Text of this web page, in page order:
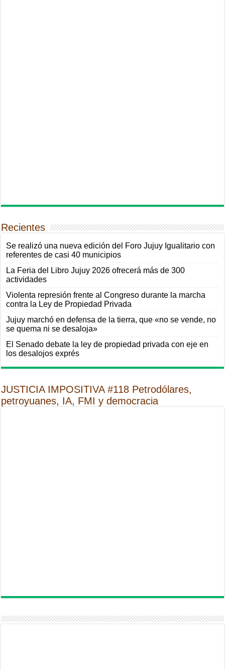
Recientes
Se realizó una nueva edición del Foro Jujuy Igualitario con
referentes de casi 40 municipios
La Feria del Libro Jujuy 2026 ofrecerá más de 300
actividades
Violenta represión frente al Congreso durante la marcha
contra la Ley de Propiedad Privada
Jujuy marchó en defensa de la tierra, que «no se vende, no
se quema ni se desaloja»
El Senado debate la ley de propiedad privada con eje en
los desalojos exprés
JUSTICIA IMPOSITIVA #118 Petrodólares,
petroyuanes, IA, FMI y democracia